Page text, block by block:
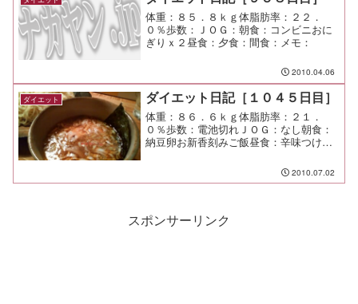
体重：８５．８ｋｇ体脂肪率：２２．
０％歩数：ＪＯＧ：朝食：コンビニおに
ぎりｘ２昼食：夕食：間食：メモ：
2010.04.06
ダイエット ダイエット日記［１０４５日目］
体重：８６．６ｋｇ体脂肪率：２１．
０％歩数：電池切れＪＯＧ：なし朝食：
納豆卵お新香刻みご飯昼食：辛味つけ麺
大船で呑み間食：メモ：呑んで上司にお
もいっきり絡んでみた。 なんか納得い
2010.07.02
スポンサーリンク